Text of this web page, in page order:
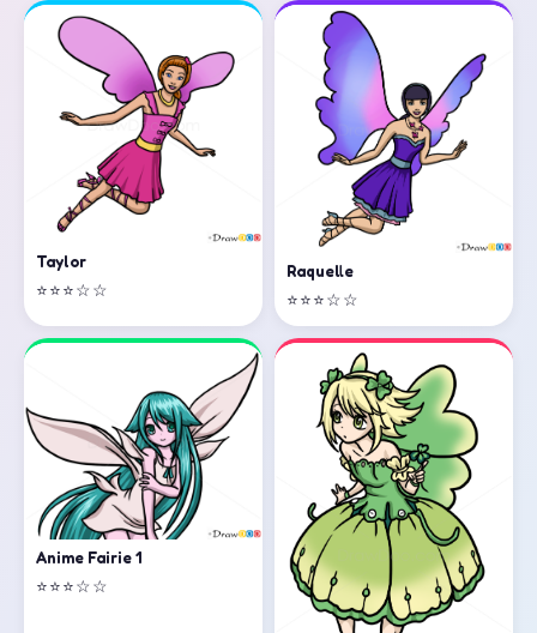
Taylor
⭐⭐⭐☆☆
Raquelle
⭐⭐⭐☆☆
Anime Fairie 1
⭐⭐⭐☆☆